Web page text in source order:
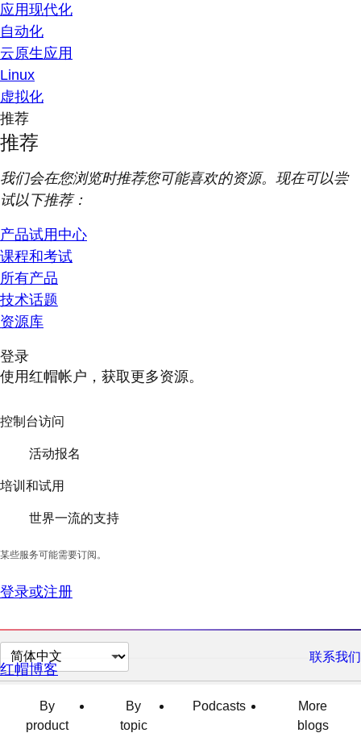
应用现代化
自动化
云原生应用
Linux
虚拟化
推荐
推荐
我们会在您浏览时推荐您可能喜欢的资源。现在可以尝
试以下推荐：
产品试用中心
课程和考试
所有产品
技术话题
资源库
登录
使用红帽帐户，获取更多资源。
控制台访问
活动报名
培训和试用
世界一流的支持
某些服务可能需要订阅。
登录或注册
切
换
联系我们
红帽博客
By
product
By
topic
Podcasts
More
blogs